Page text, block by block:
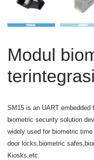
Modul
SM15 is an UART embedded
biometric security solution
widely used for biometric
door locks,biometric
Kiosks,etc.